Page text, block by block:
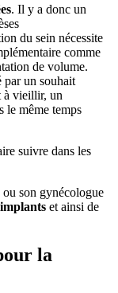
. Il y a donc un
du sein nécessite
comme
de volume.
par un souhait
à vieillir, un
le même temps
suivre dans les
son gynécologue
et ainsi de
la